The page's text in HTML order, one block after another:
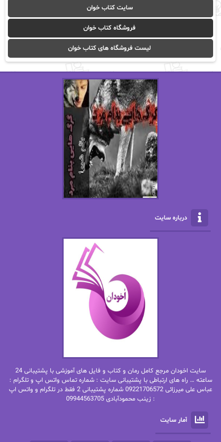
آیدا باقری آیسان صادقی
ا_اصغر زاده ا_اصغرزاده
اریک مورگنشترن از نیلوفر لاری
استل مسکم
اصغر زاده
اکرم محمدی
الف صاد
الکساندر دوما
الناز پاکپور‌
الناز محمدی
امیر فرهی
باران
بهار سلطانی
بهاره شیرازی
بهاره.م
بیتا فرخی
پاتریشیا ویلسون پرتو فرهمند
پرستو اسحقی
پرستو مهاجر
سایت کتاب خوان
فروشگاه کتاب خوان
لیست فروشگاه های کتاب خوان
درباره سایت
سایت اخودان مرجع کامل رمان و کتاب و فایل های آموزشی با پشتیبانی 24
ساعته … راه های ارتباطی با پشتیبانی سایت : شماره تماس واتس اپ و تلگرام :
عباس علی میرزائی 09221706572 شماره پشتیبانی 2 فقط در تلگرام و واتس اپ
: زینب محمودآبادی 09944563705
آمار سایت